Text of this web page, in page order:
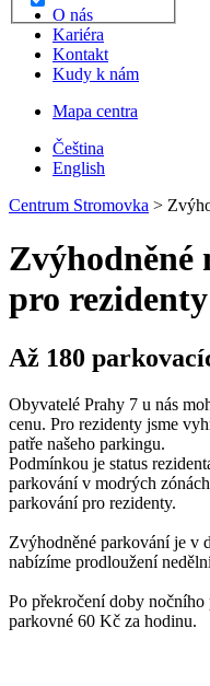
O nás
Kariéra
Kontakt
Kudy k nám
Mapa centra
Čeština
English
Centrum Stromovka >
Zvýhodněné
pro rezidenty
Až 180
Obyvatelé Prahy 7 u nás
cenu. Pro rezidenty jsme
patře našeho parkingu.
Podmínkou je status
parkování v modrých
parkování pro rezidenty.
Zvýhodněné parkování je v
nabízíme prodloužení
Po překročení doby
parkovné 60 Kč za hodinu.